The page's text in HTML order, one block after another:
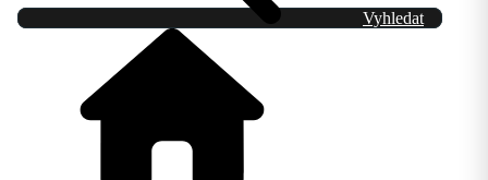
Vyhledat